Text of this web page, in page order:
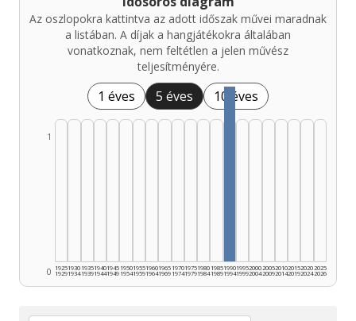
Az oszlopokra kattintva az adott időszak művei maradnak
a listában. A díjak a hangjátékokra általában
vonatkoznak, nem feltétlen a jelen művész
teljesítményére.
1 éves 5 éves 10 éves
0
1
1925
1929
1930
1934
1935
1939
1940
1944
1945
1949
1950
1954
1955
1959
1960
1964
1965
1969
1970
1974
1975
1979
1980
1984
1985
1989
1990
1994
1995
1999
2000
2004
2005
2009
2010
2014
2015
2019
2020
2024
2025
2026